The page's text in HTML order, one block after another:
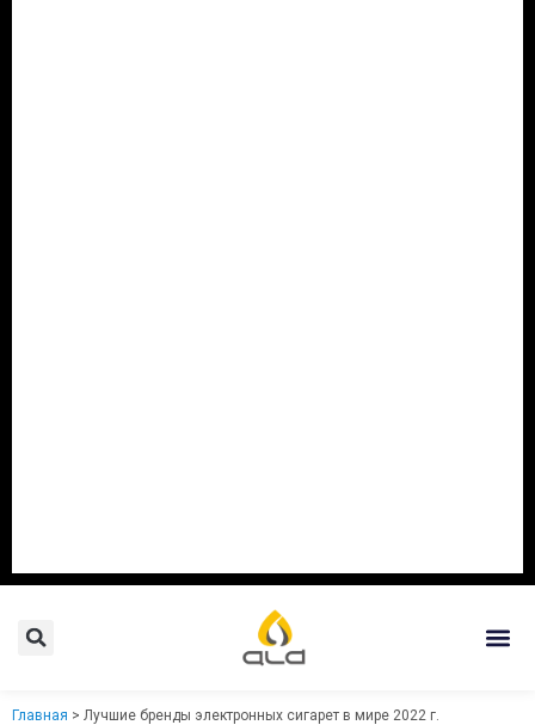
Search
Главная > Лучшие бренды электронных сигарет в мире 2022 г.